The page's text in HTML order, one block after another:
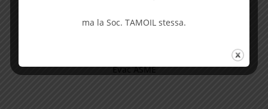
Evac ASME
ma la Soc. TAMOIL stessa.